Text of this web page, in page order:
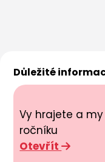
Důležité
Vy hrajete a
ročníku
Otevřít